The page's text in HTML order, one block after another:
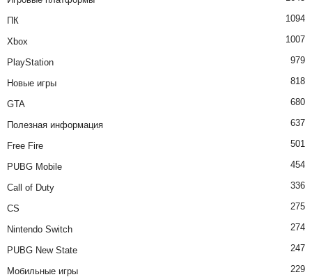
ПК 1094
Xbox 1007
PlayStation 979
Новые игры 818
GTA 680
Полезная информация 637
Free Fire 501
PUBG Mobile 454
Call of Duty 336
CS 275
Nintendo Switch 274
PUBG New State 247
Мобильные игры 229